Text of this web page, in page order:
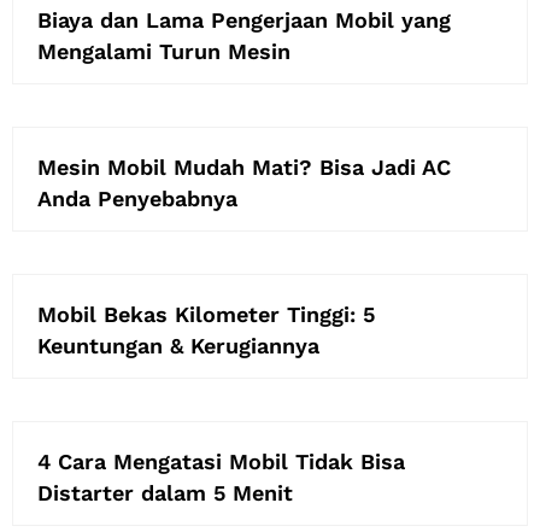
Biaya dan Lama Pengerjaan Mobil yang
Mengalami Turun Mesin
Mesin Mobil Mudah Mati? Bisa Jadi AC
Anda Penyebabnya
Mobil Bekas Kilometer Tinggi: 5
Keuntungan & Kerugiannya
4 Cara Mengatasi Mobil Tidak Bisa
Distarter dalam 5 Menit